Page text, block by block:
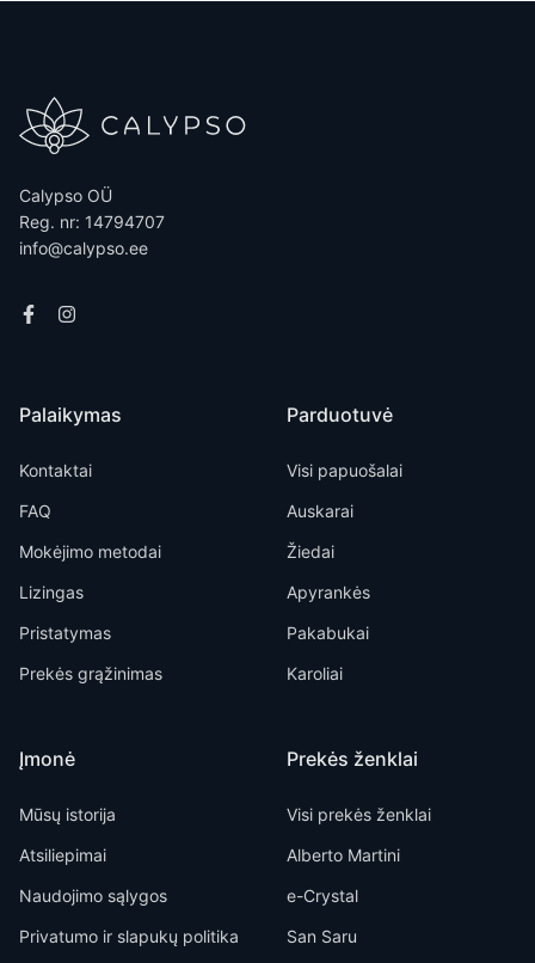
Calypso OÜ
Reg. nr: 14794707
info@calypso.ee
Palaikymas
Kontaktai
FAQ
Mokėjimo metodai
Lizingas
Pristatymas
Prekės grąžinimas
Įmonė
Mūsų istorija
Atsiliepimai
Naudojimo sąlygos
Privatumo ir slapukų politika
Parduotuvė
Visi papuošalai
Auskarai
Žiedai
Apyrankės
Pakabukai
Karoliai
Prekės ženklai
Visi prekės ženklai
Alberto Martini
e-Crystal
San Saru